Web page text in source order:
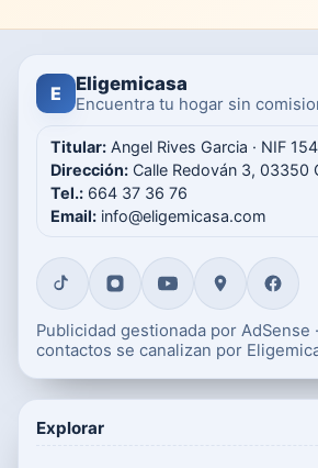
E Eligemicasa
Encuentra tu hogar sin
Titular: Angel Rives Garcia · NIF
Dirección: Calle Redován 3, 03350
Tel.: 664 37 36 76
Email: info@eligemicasa.com
Publicidad gestionada por AdSense
contactos se canalizan por
Explorar